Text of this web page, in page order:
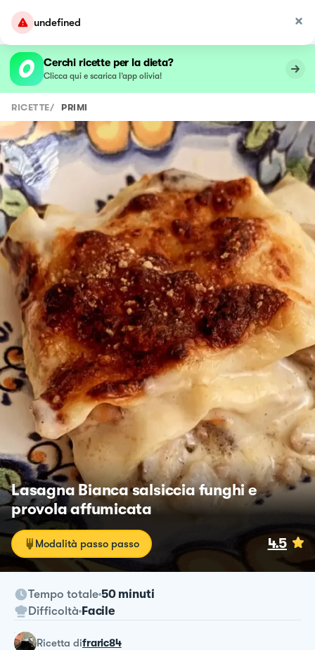
undefined
Cerchi ricette per la dieta?
Clicca qui e scarica l’app olivia!
RICETTE/ PRIMI
Lasagna Bianca salsiccia funghi e
provola affumicata
Modalità passo passo 4.5
Tempo totale 50 minuti
Difficoltà Facile
ricetta difraric84